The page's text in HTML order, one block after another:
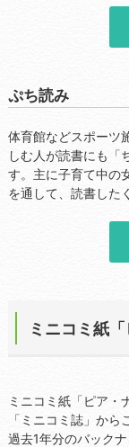
ぷち読み
...
体育館などスポーツ
しむ人が読書にも「
す。主に子育て中の
を通して、読書した
ミニコミ紙
ミニコミ紙「ピア・
「ミニコミ誌」から
過去1年分のバック